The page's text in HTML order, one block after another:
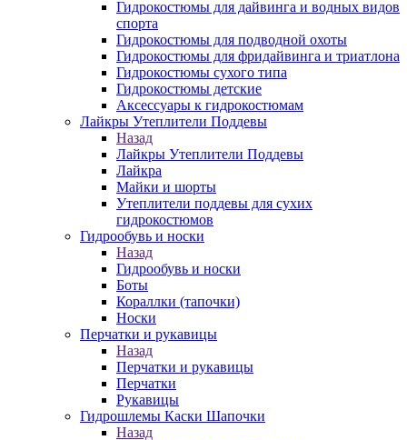
Гидрокостюмы для дайвинга и водных видов
спорта
Гидрокостюмы для подводной охоты
Гидрокостюмы для фридайвинга и триатлона
Гидрокостюмы сухого типа
Гидрокостюмы детские
Аксессуары к гидрокостюмам
Лайкры Утеплители Поддевы
Назад
Лайкры Утеплители Поддевы
Лайкра
Майки и шорты
Утеплители поддевы для сухих
гидрокостюмов
Гидрообувь и носки
Назад
Гидрообувь и носки
Боты
Кораллки (тапочки)
Носки
Перчатки и рукавицы
Назад
Перчатки и рукавицы
Перчатки
Рукавицы
Гидрошлемы Каски Шапочки
Назад